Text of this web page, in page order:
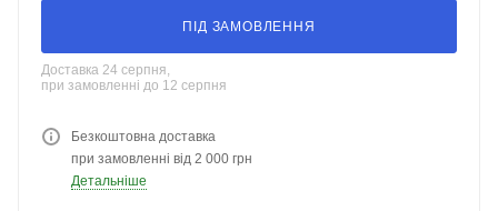
ПІД ЗАМОВЛЕННЯ
Доставка 24 серпня,
при замовленні до 12 серпня
Безкоштовна доставка
при замовленні від 2 000 грн
Детальніше